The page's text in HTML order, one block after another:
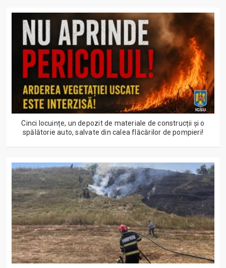
Cinci locuințe, un depozit de materiale de construcții și o
spălătorie auto, salvate din calea flăcărilor de pompieri!